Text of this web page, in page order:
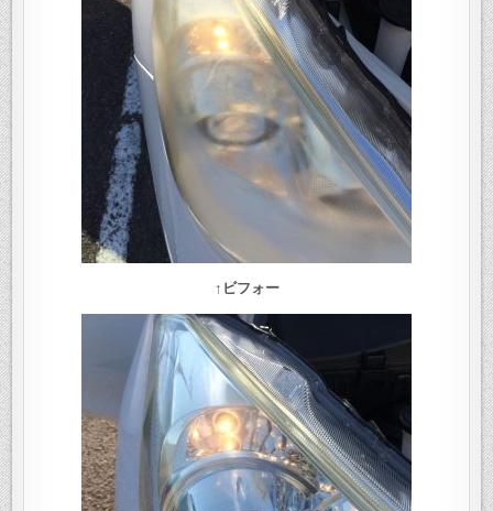
↑ビフォー